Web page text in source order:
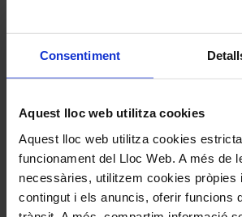
Consentiment
Aquest lloc web utilitza cookies
Aquest lloc web utilitza cookies
funcionament del Lloc Web. A més de
necessàries, utilitzem cookies
contingut i els anuncis, oferir funcions
El Sant Pau Festival
segona edició formada
concerts al Palau de la
Recinte Modernista de